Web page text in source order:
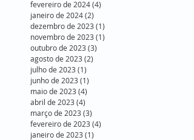
fevereiro de 2024(4)
janeiro de 2024(2)
dezembro de 2023 (1)
novembro de 2023 (1)
outubro de 2023 (3)
agosto de 2023 (2)
julho de 2023 (1)
junho de 2023 (1)
maio de 2023 (4)
abril de 2023 (4)
março de 2023 (3)
fevereiro de 2023 (4)
janeiro de 2023 (1)